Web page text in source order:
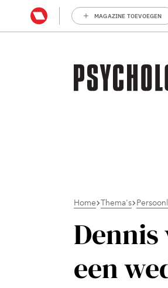
MAGAZINE TOEVOEGEN
Home Thema's
Dennis
een